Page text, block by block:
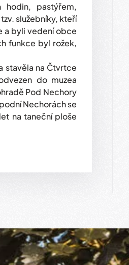
hodin, pastýřem,
služebníky, kteří
a byli vedení obce
funkce byl rožek,
stavěla na Čtvrtce
do muzea
Pod Nechory
Nechorách se
na taneční ploše